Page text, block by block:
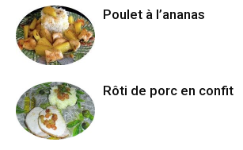
Poulet à l’ananas
Rôti de porc en confit